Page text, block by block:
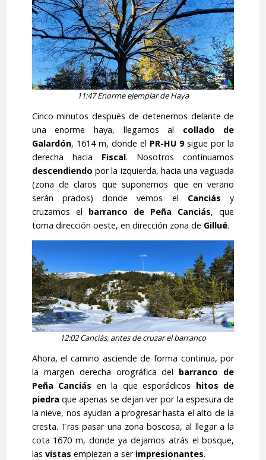
11:47 Enorme ejemplar de Haya
Cinco minutos después de detenernos delante de
una enorme haya, llegamos al collado de
Galardón, 1614 m, donde el PR-HU 9sigue por la
derecha hacia Fiscal. Nosotros continuamos
descendiendo por la izquierda, hacia una vaguada
(zona de claros que suponemos que en verano
serán prados) donde vemos el Canciásy
cruzamos el barranco de Peña Canciás, que
toma dirección oeste, en dirección zona de Gillué.
12:02 Canciás, antes de cruzar el barranco
Ahora, el camino asciende de forma continua, por
la margen derecha orográfica del barranco de
Peña Canciás en la que esporádicos hitos de
piedra que apenas se dejan ver por la espesura de
la nieve, nos ayudan a progresar hasta el alto de la
cresta. Tras pasar una zona boscosa, al llegar a la
cota 1670 m, donde ya dejamos atrás el bosque,
las vistas empiezan a ser impresionantes.